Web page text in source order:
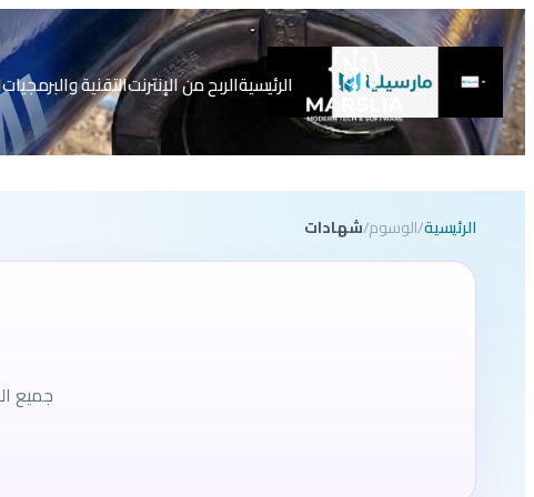
تخطى
إلى
المحتوى الرئيسيةالربح من الإنترنتالتقنية والبرمجيات
الرئيسية/الوسوم/شهادات
جميع